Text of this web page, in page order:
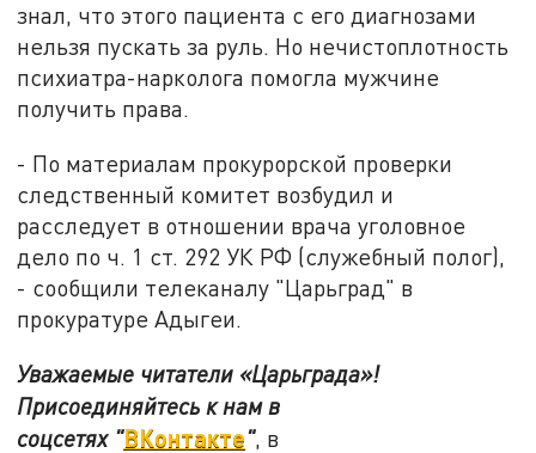
знал, что этого пациента с его диагнозами
нельзя пускать за руль. Но нечистоплотность
психиатра-нарколога помогла мужчине
получить права.
- По материалам прокурорской проверки
следственный комитет возбудил и
расследует в отношении врача уголовное
дело по ч. 1 ст. 292 УК РФ (служебный полог),
- сообщили телеканалу "Царьград" в
прокуратуре Адыгеи.
Уважаемые читатели «Царьграда»!
Присоединяйтесь к нам в
соцсетях "ВКонтакте", в